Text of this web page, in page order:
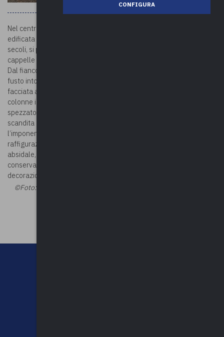
Nel centro storico di Gemonio si trova l’
edificata tra il Seicento e il Settecento. La chiesa, rivisitata nei
secoli, si presenta oggi con pianta a croce latina, con aula unica,
cappelle laterali, alto tamburo con cupola ed abside semicircolare.
Dal fianco orientale si innalza il campanile, con pietre angolari,
fusto intonacato e cella campanaria in laterizi a vista. Bella la
facciata a capanna, introdotta da un grande pronao ad arco su
colonne ioniche. Al di sotto si colloca il portale con frontone
spezzato ed eleganti decorazioni a fresco. La porzione superiore è
scandita da quattro lesene, che sostengono il cornicione e
l’imponente timpano sommitale. Luminosi gli interni, con numerose
raffigurazioni di santi lungo le pareti e una
absidale, in gran parte opera di Innocente Salvini. La chiesa
conserva inoltre l’antico altare ligneo di San Pietro, con
decorazioni ed intagli realizzate da Bernardino Castelli di Velate.
©Foto:
CONFIGURA